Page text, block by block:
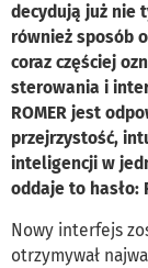
decydują już nie
również sposób
coraz częściej
sterowania i
ROMER jest
przejrzystość,
inteligencji w
oddaje to hasło:
Nowy interfejs
otrzymywał